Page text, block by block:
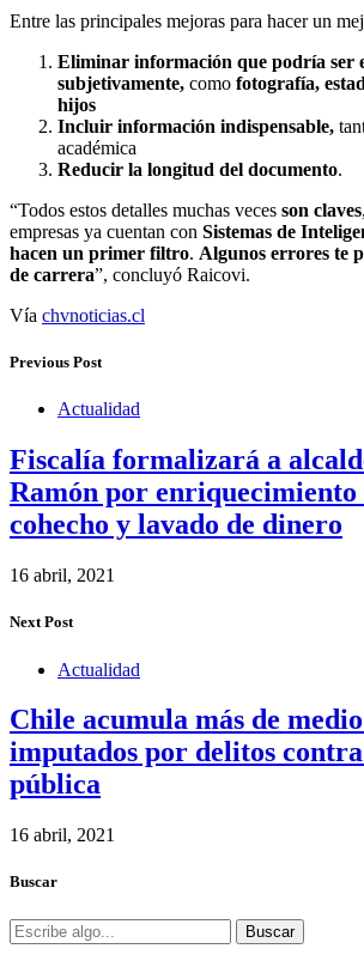
Entre las principales mejoras para hacer un
Eliminar información que podría ser
subjetivamente, como fotografía,
hijos
Incluir información indispensable,
académica
Reducir la longitud del documento.
“Todos estos detalles muchas veces son claves
empresas ya cuentan con Sistemas de
hacen un primer filtro. Algunos errores te
de carrera”, concluyó Raicovi.
Vía chvnoticias.cl
Previous Post
Actualidad
Fiscalía formalizará a
Ramón por
cohecho y lavado de dinero
16 abril, 2021
Next Post
Actualidad
Chile acumula más de
imputados por delitos
pública
16 abril, 2021
Buscar
Buscar